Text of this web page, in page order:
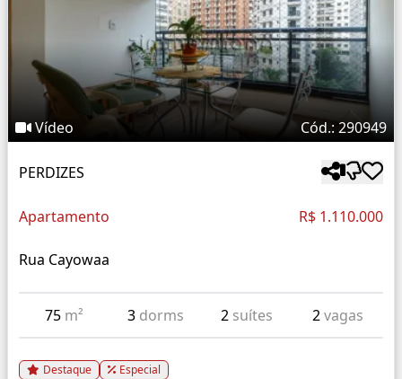
Vídeo Cód.: 290949
PERDIZES
Apartamento R$ 1.110.000
Rua Cayowaa
75 m² 3 dorms 2 suítes 2vagas
Destaque Especial